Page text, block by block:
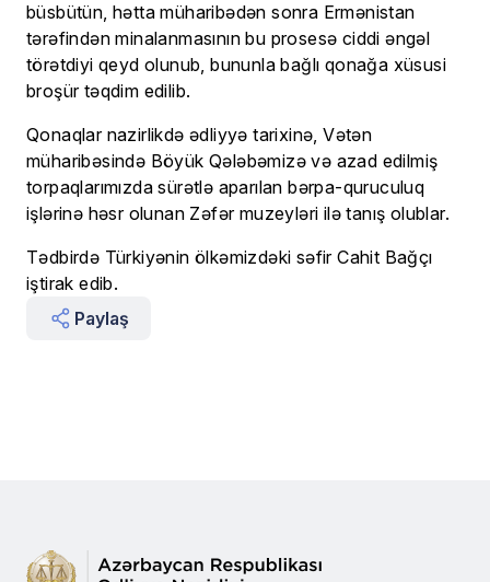
büsbütün, hətta müharibədən sonra Ermənistan
tərəfindən minalanmasının bu prosesə ciddi əngəl
törətdiyi qeyd olunub, bununla bağlı qonağa xüsusi
broşür təqdim edilib.
Qonaqlar nazirlikdə ədliyyə tarixinə, Vətən
müharibəsində Böyük Qələbəmizə və azad edilmiş
torpaqlarımızda sürətlə aparılan bərpa-quruculuq
işlərinə həsr olunan Zəfər muzeyləri ilə tanış olublar.
Tədbirdə Türkiyənin ölkəmizdəki səfir Cahit Bağçı
iştirak edib.
Paylaş